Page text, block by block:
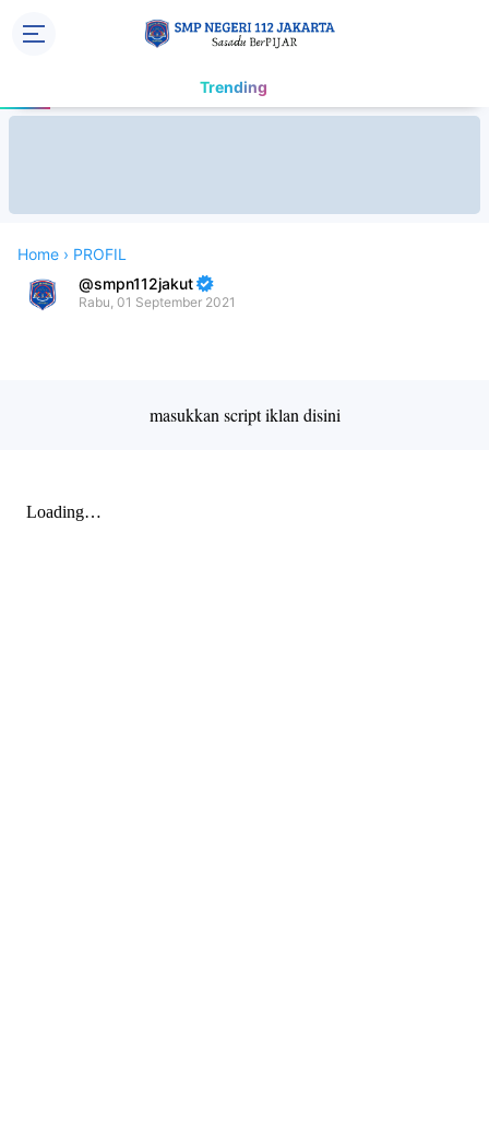
Trending
Home › PROFIL
smpn112jakut
Rabu, 01 September 2021
masukkan script iklan disini